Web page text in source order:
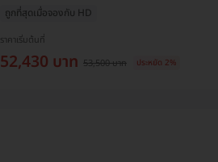
ถูกที่สุดเมื่อจองกับ HD
ราคาเริ่มต้นที่
52,430 บาท 53,500 บาท ประหยัด 2%